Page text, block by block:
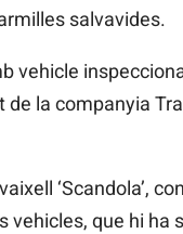
salvavides.
vehicle
la companyia
‘Scandola’,
que hi ha